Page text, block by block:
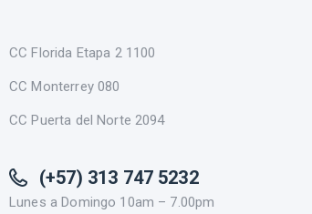
CC Florida Etapa 2 1100
CC Monterrey 080
CC Puerta del Norte 2094
(+57) 313 747 5232
Lunes a Domingo 10am – 7.00pm